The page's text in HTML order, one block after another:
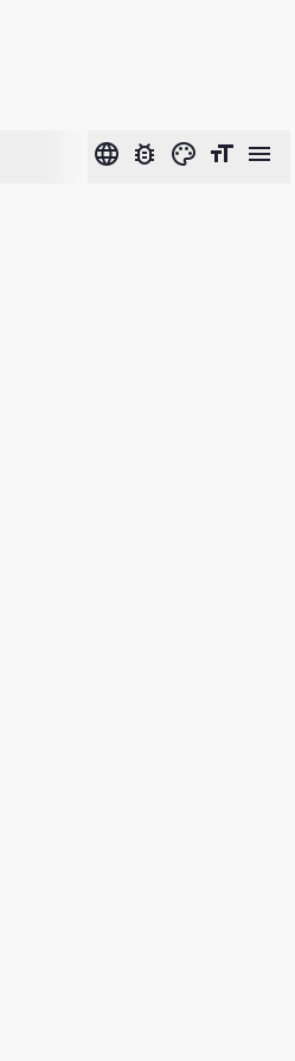
language bug_report color_lens format_size menu